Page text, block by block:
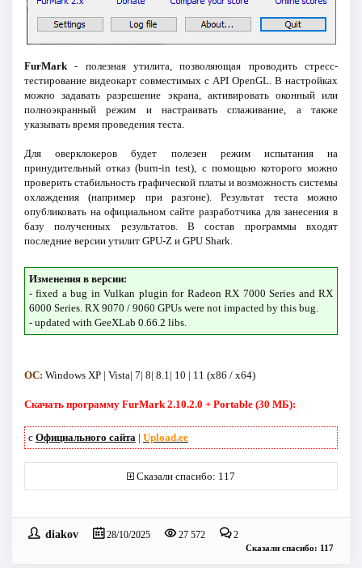
FurMark- полезная утилита, позволяющая проводить стресс-
тестирование видеокарт совместимых с API OpenGL. В настройках
можно задавать разрешение экрана, активировать оконный или
полноэкранный режим и настраивать сглаживание, а также
указывать время проведения теста.
Для оверклокеров будет полезен режим испытания на
принудительный отказ (burn-in test), с помощью которого можно
проверить стабильность графической платы и возможность системы
охлаждения (например при разгоне). Результат теста можно
опубликовать на официальном сайте разработчика для занесения в
базу полученных результатов. В состав программы входят
последние версии утилит GPU-Z и GPU Shark.
Изменения в версии:
- fixed a bug in Vulkan plugin for Radeon RX 7000 Series and RX
6000 Series. RX 9070 / 9060 GPUs were not impacted by this bug.
- updated with GeeXLab 0.66.2 libs.
ОС: Windows XP | Vista| 7| 8| 8.1| 10 | 11 (x86 / x64)
Скачать программу FurMark 2.10.2.0 + Portable (30 МБ):
с Официального сайта | Upload.ee
Сказали спасибо: 117
diakov 28/10/2025 27 572 2
Сказали спасибо: 117